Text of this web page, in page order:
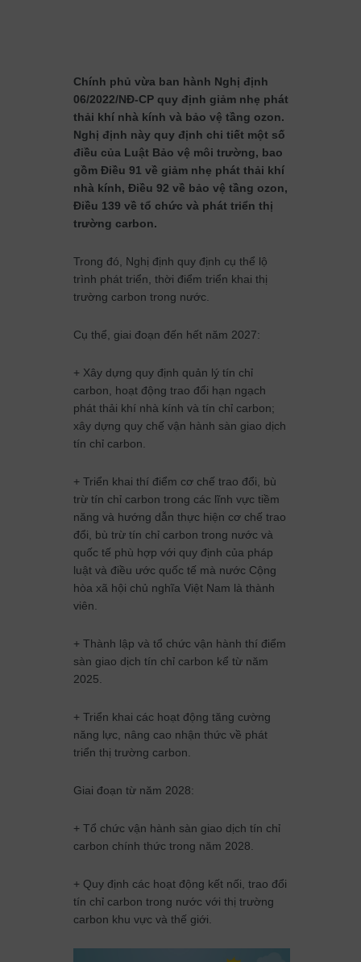
Chính phủ vừa ban hành Nghị định
06/2022/NĐ-CP quy định giảm nhẹ phát
thải khí nhà kính và bảo vệ tầng ozon.
Nghị định này quy định chi tiết một số
điều của Luật Bảo vệ môi trường, bao
gồm Điều 91 về giảm nhẹ phát thải khí
nhà kính, Điều 92 về bảo vệ tầng ozon,
Điều 139 về tổ chức và phát triển thị
trường carbon.
Trong đó, Nghị định quy định cụ thể lộ
trình phát triển, thời điểm triển khai thị
trường carbon trong nước.
Cụ thể, giai đoạn đến hết năm 2027:
+ Xây dựng quy định quản lý tín chỉ
carbon, hoạt động trao đổi hạn ngạch
phát thải khí nhà kính và tín chỉ carbon;
xây dựng quy chế vận hành sàn giao dịch
tín chỉ carbon.
+ Triển khai thí điểm cơ chế trao đổi, bù
trừ tín chỉ carbon trong các lĩnh vực tiềm
năng và hướng dẫn thực hiện cơ chế trao
đổi, bù trừ tín chỉ carbon trong nước và
quốc tế phù hợp với quy định của pháp
luật và điều ước quốc tế mà nước Cộng
hòa xã hội chủ nghĩa Việt Nam là thành
viên.
+ Thành lập và tổ chức vận hành thí điểm
sàn giao dịch tín chỉ carbon kể từ năm
2025.
+ Triển khai các hoạt động tăng cường
năng lực, nâng cao nhận thức về phát
triển thị trường carbon.
Giai đoạn từ năm 2028:
+ Tổ chức vận hành sàn giao dịch tín chỉ
carbon chính thức trong năm 2028.
+ Quy định các hoạt động kết nối, trao đổi
tín chỉ carbon trong nước với thị trường
carbon khu vực và thế giới.